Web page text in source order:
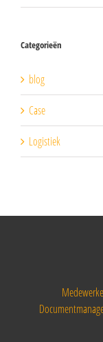
Categorieën
blog
Case
Logistiek